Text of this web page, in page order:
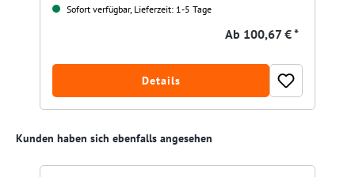
Sofort verfügbar, Lieferzeit: 1-5 Tage
Ab 100,67 € *
Details
Produktgalerie überspringen
Kunden haben sich ebenfalls angesehen